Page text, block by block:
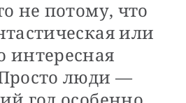
не потому, что
или
интересная
люди —